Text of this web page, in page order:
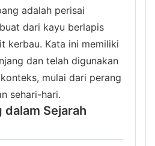
adalah perisai
dari kayu berlapis
kerbau. Kata ini memiliki
dan telah digunakan
mulai dari perang
sehari-hari.
dalam Sejarah